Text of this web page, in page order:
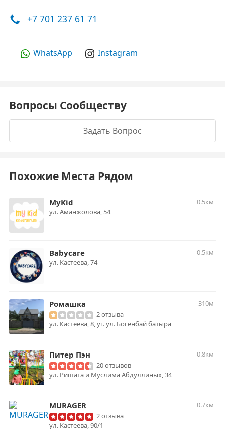
+7 701 237 61 71
WhatsApp Instagram
Вопросы Сообществу
Задать Вопрос
Похожие Места Рядом
MyKid
0.5км
ул. Аманжолова, 54
Babycare
0.5км
ул. ​Кастеева, 74
Ромашка
310м
2 отзыва
ул. Кастеева, 8, уг. ул. Богенбай батыра
Питер Пэн
0.8км
20 отзывов
ул. Ришата и Муслима Абдуллиных, 34
MURAGER
0.7км
2 отзыва
ул. Кастеева, 90/1